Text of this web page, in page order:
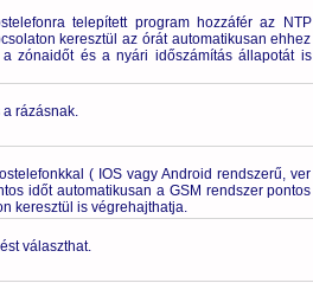
telepített program hozzáfér az NTP
keresztül az órát automatikusan ehhez
zónaidőt és a nyári időszámítás állapotát is
rázásnak.
( IOS vagy Android rendszerű, ver
időt automatikusan a GSM rendszer pontos
keresztül is végrehajthatja.
választhat.